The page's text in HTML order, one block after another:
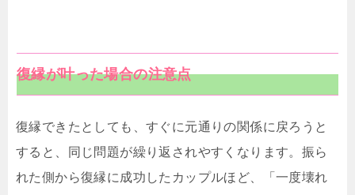
復縁が叶った場合の注意点
復縁できたとしても、すぐに元通りの関係に戻ろうと
すると、同じ問題が繰り返されやすくなります。振ら
れた側から復縁に成功したカップルほど、「一度壊れ